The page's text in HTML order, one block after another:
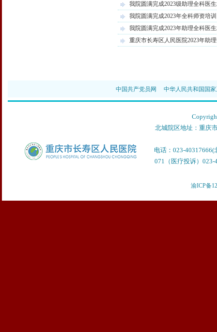
我院圆满完成2023级助理全科医
我院圆满完成2023年全科师资培训
我院圆满完成2023年助理全科医
重庆市长寿区人民医院2023年助
中国共产党员网 中华人民共和国国
北城院区地址：重庆
电话：023-
071（医疗投诉）023-
渝ICP备